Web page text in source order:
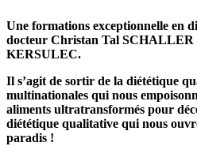
Une formations exceptionnelle en
docteur Christan Tal SCHALLER
KERSULEC.
Il s’agit de sortir de la diététique
multinationales qui nous
aliments ultratransformés pour
diététique qualitative qui nous
paradis !